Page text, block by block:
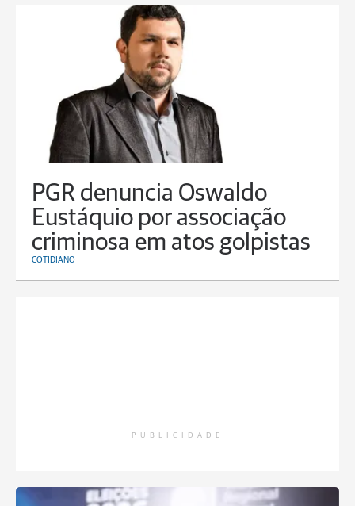
PGR denuncia Oswaldo
Eustáquio por associação
criminosa em atos golpistas
COTIDIANO
PUBLICIDADE